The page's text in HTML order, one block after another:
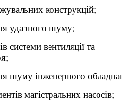
конструкцій;
ударного шуму;
системи вентиляції та
шуму інженерного
магістральних насосів;